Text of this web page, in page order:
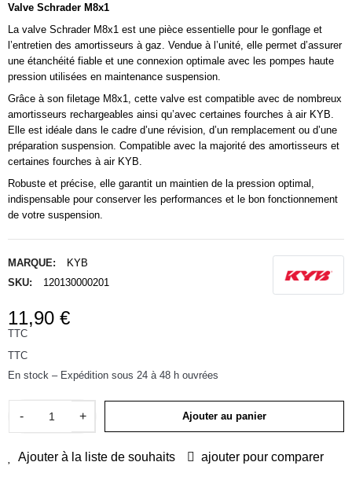
Valve Schrader M8x1
La valve Schrader M8x1 est une pièce essentielle pour le gonflage et
l’entretien des amortisseurs à gaz. Vendue à l’unité, elle permet d’assurer
une étanchéité fiable et une connexion optimale avec les pompes haute
pression utilisées en maintenance suspension.
Grâce à son filetage M8x1, cette valve est compatible avec de nombreux
amortisseurs rechargeables ainsi qu’avec certaines fourches à air KYB.
Elle est idéale dans le cadre d’une révision, d’un remplacement ou d’une
préparation suspension. Compatible avec la majorité des amortisseurs et
certaines fourches à air KYB.
Robuste et précise, elle garantit un maintien de la pression optimal,
indispensable pour conserver les performances et le bon fonctionnement
de votre suspension.
MARQUE:
KYB
SKU:
120130000201
11,90 €
TTC
TTC
En stock – Expédition sous 24 à 48 h ouvrées
- + Ajouter au panier
Ajouter à la liste de souhaits ajouter pour comparer